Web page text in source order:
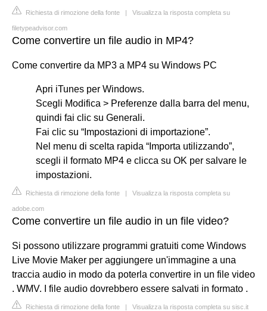
Richiesta di rimozione della fonte | Visualizza la risposta completa su
filetypeadvisor.com
Come convertire un file audio in MP4?
Come convertire da MP3 a MP4 su Windows PC
Apri iTunes per Windows.
Scegli Modifica > Preferenze dalla barra del menu,
quindi fai clic su Generali.
Fai clic su “Impostazioni di importazione”.
Nel menu di scelta rapida “Importa utilizzando”,
scegli il formato MP4 e clicca su OK per salvare le
impostazioni.
Richiesta di rimozione della fonte | Visualizza la risposta completa su
adobe.com
Come convertire un file audio in un file video?
Si possono utilizzare programmi gratuiti come Windows
Live Movie Maker per aggiungere un'immagine a una
traccia audio in modo da poterla convertire in un file video
. WMV. I file audio dovrebbero essere salvati in formato .
Richiesta di rimozione della fonte | Visualizza la risposta completa su sisc.it